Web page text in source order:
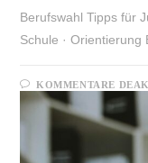
Berufswahl Tipps für
Schule · Orientierung
KOMMENTARE